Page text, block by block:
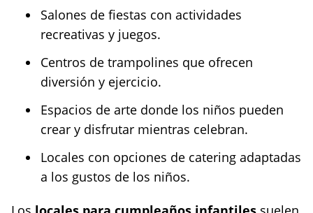
Salones de fiestas con actividades
recreativas y juegos.
Centros de trampolines que ofrecen
diversión y ejercicio.
Espacios de arte donde los niños pueden
crear y disfrutar mientras celebran.
Locales con opciones de catering adaptadas
a los gustos de los niños.